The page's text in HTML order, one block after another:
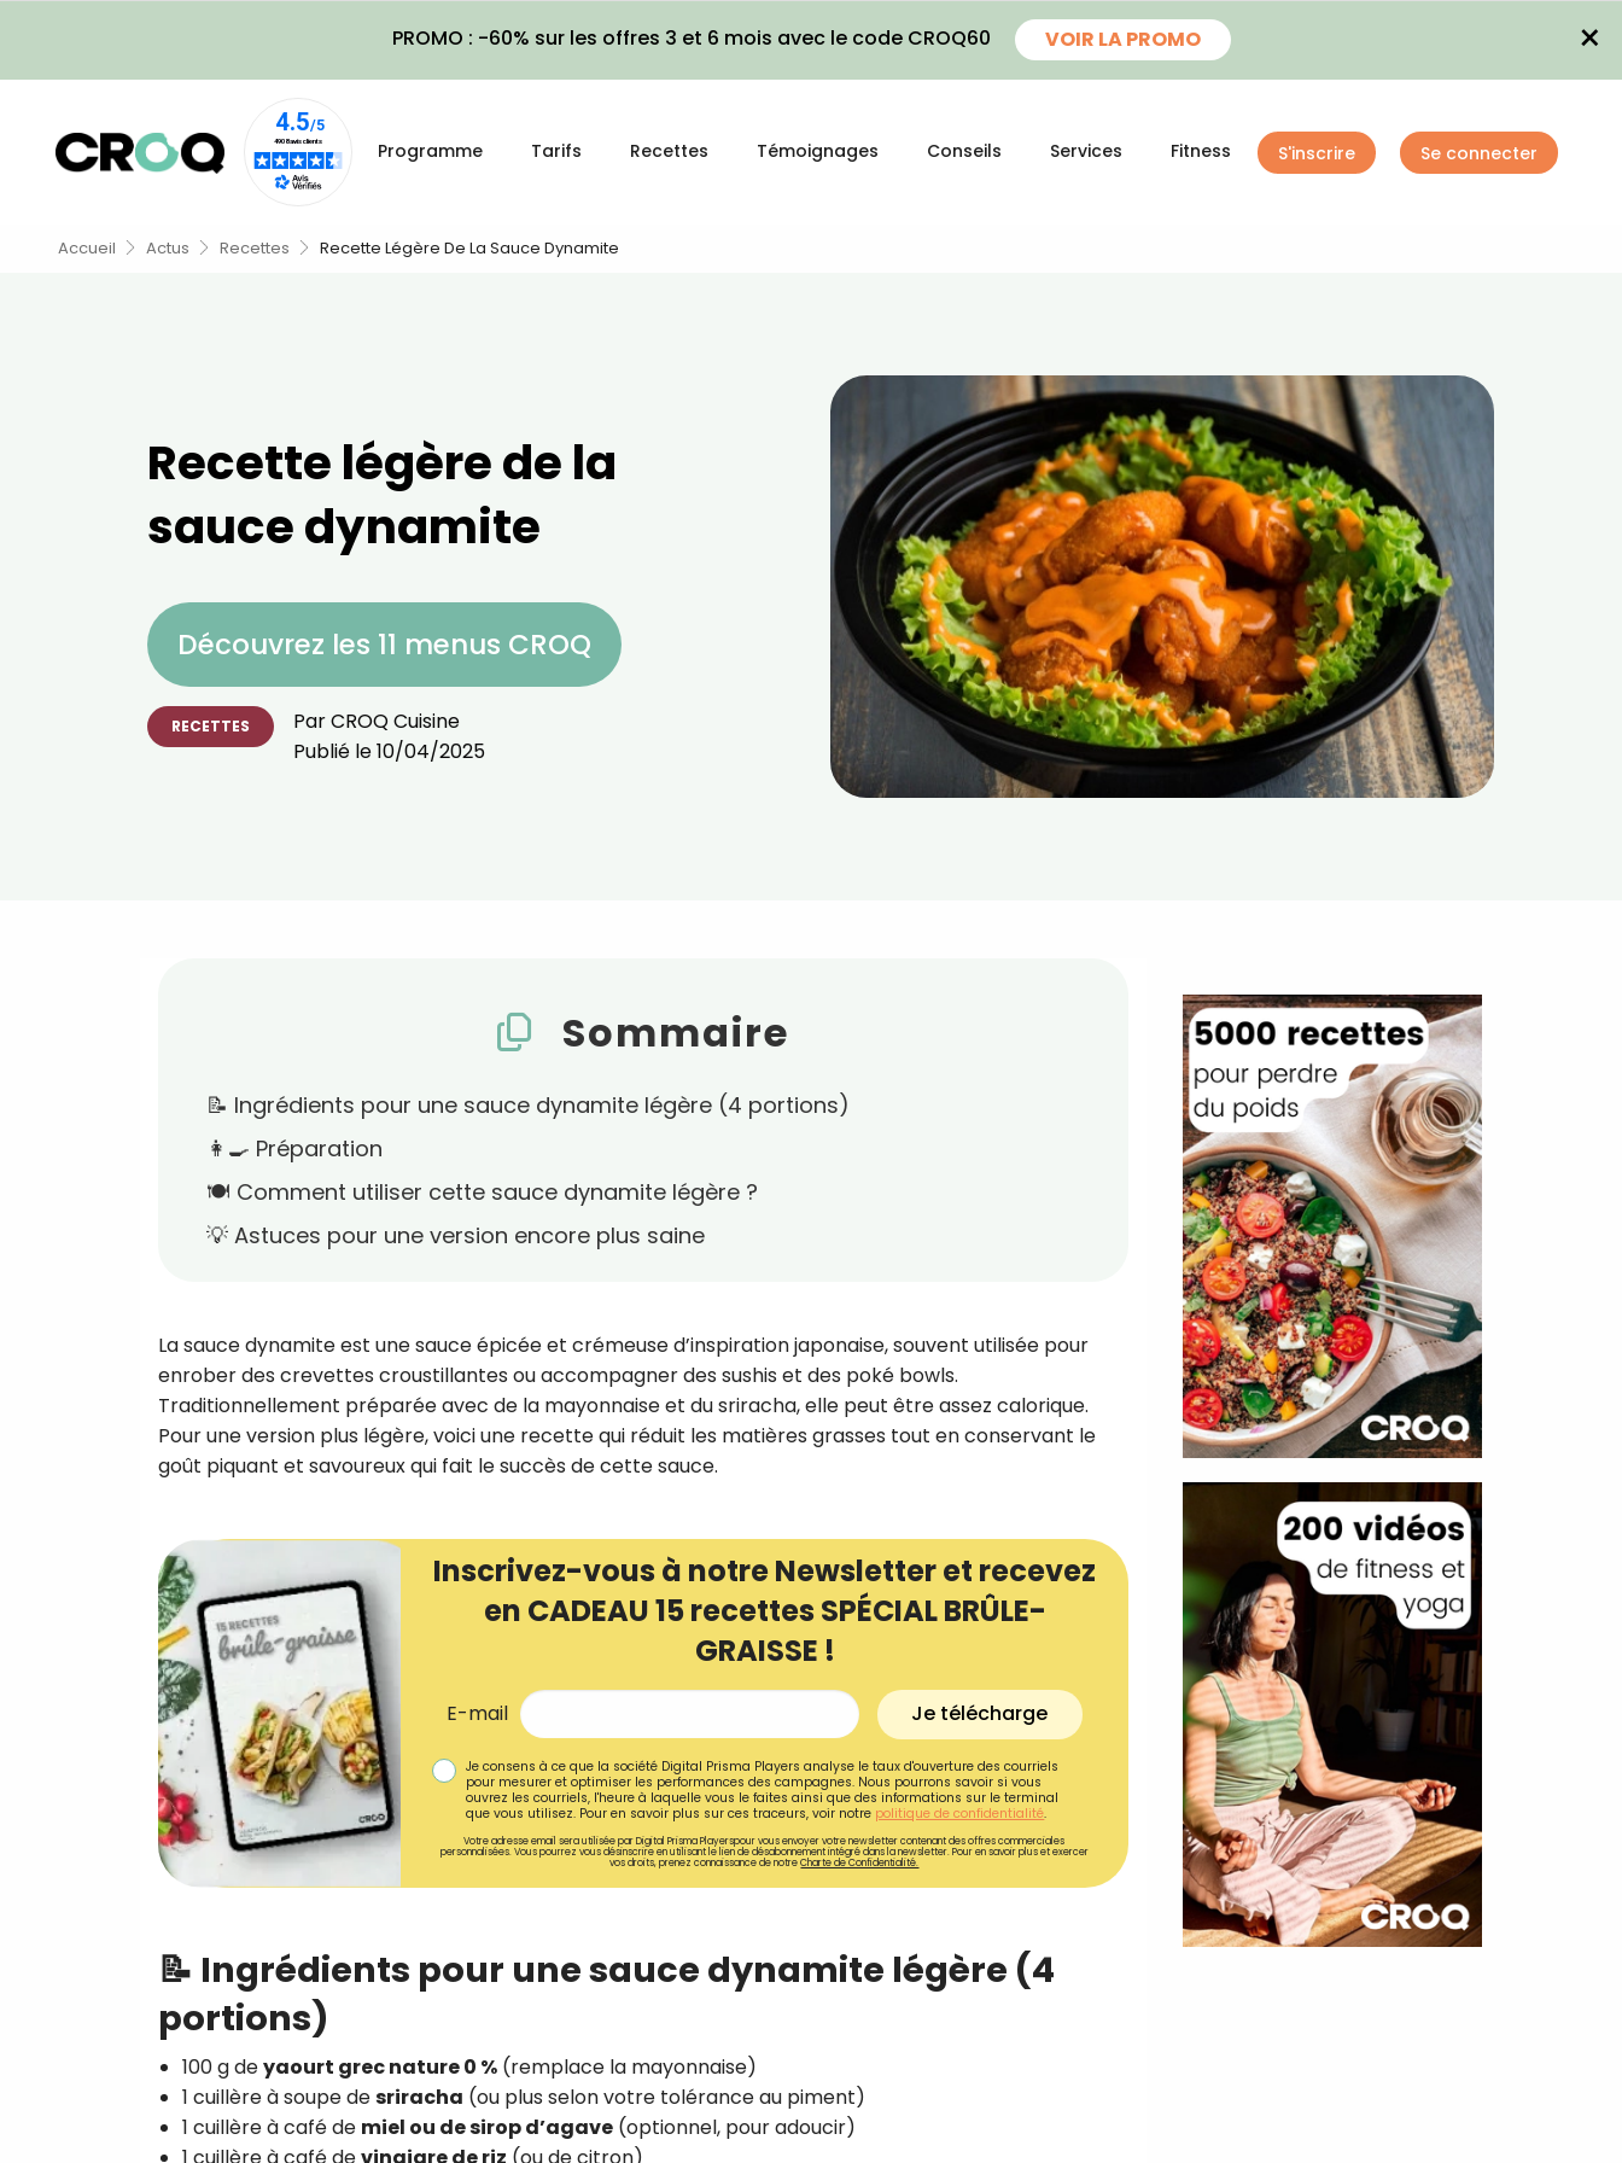
PROMO : -60% sur les offres 3 et 6 mois avec le code CROQ60 VOIR LA PROMO ×
Programme Tarifs Recettes Témoignages Conseils Services Fitness S'inscrire Se connecter
Accueil Actus Recettes Recette Légère De La Sauce Dynamite
Recette légère de la
sauce dynamite
Découvrez les 11 menus CROQ
RECETTES ParCROQ Cuisine
Publié le10/04/2025
Sommaire
📝 Ingrédients pour une sauce dynamite légère (4 portions)
👩‍🍳 Préparation
🍽️ Comment utiliser cette sauce dynamite légère ?
💡 Astuces pour une version encore plus saine
La sauce dynamite est une sauce épicée et crémeuse d’inspiration japonaise, souvent utilisée pour
enrober des crevettes croustillantes ou accompagner des sushis et des poké bowls.
Traditionnellement préparée avec de la mayonnaise et du sriracha, elle peut être assez calorique.
Pour une version plus légère, voici une recette qui réduit les matières grasses tout en conservant le
goût piquant et savoureux qui fait le succès de cette sauce.
Inscrivez-vous à notre Newsletter et recevez
en CADEAU 15 recettes SPÉCIAL BRÛLE-
GRAISSE !
E-mail Je télécharge
Je consens à ce que la société Digital Prisma Players analyse le taux d'ouverture des courriels
pour mesurer et optimiser les performances des campagnes. Nous pourrons savoir si vous
ouvrez les courriels, l'heure à laquelle vous le faites ainsi que des informations sur le terminal
que vous utilisez. Pour en savoir plus sur ces traceurs, voir notre politique de confidentialité.
Votre adresse email sera utilisée par Digital Prisma Playerspour vous envoyer votre newsletter contenant des offres commerciales
personnalisées. Vous pourrez vous désinscrire en utilisant le lien de désabonnement intégré dans la newsletter. Pour en savoir plus et exercer
vos droits, prenez connaissance de notreCharte de Confidentialité.
📝 Ingrédients pour une sauce dynamite légère (4
portions)
100 g deyaourt grec nature 0 % (remplace la mayonnaise)
1 cuillère à soupe desriracha (ou plus selon votre tolérance au piment)
1 cuillère à café de miel ou de sirop d’agave (optionnel, pour adoucir)
1 cuillère à café devinaigre de riz (ou de citron)
!